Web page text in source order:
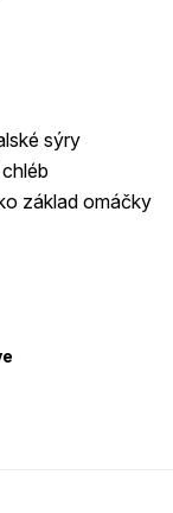
sýry
základ omáčky